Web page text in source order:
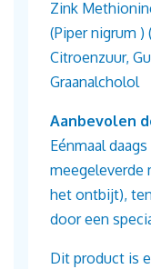
Zink
(Piper nigrum )
Citroenzuur,
Graanalcholol
Aanbevolen
Eénmaal
meegeleverde
het ontbijt),
door een
Dit product is